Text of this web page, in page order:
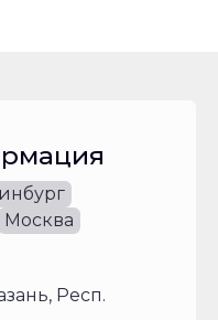
Москва
Респ.